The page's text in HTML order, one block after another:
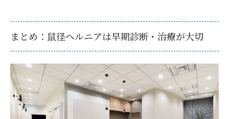
まとめ：鼠径ヘルニアは早期診断・治療が大切